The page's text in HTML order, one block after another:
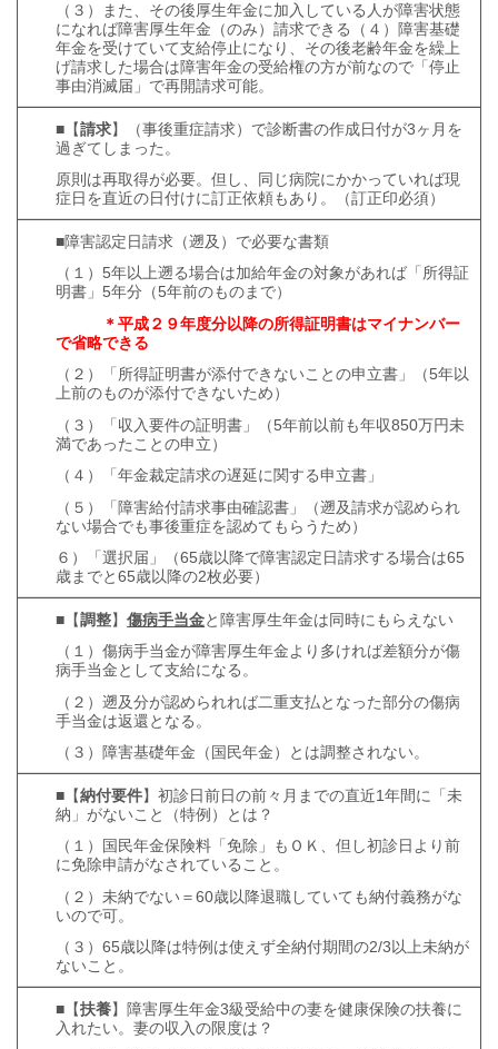
（３）また、その後厚生年金に加入している人が障害状態
になれば障害厚生年金（のみ）請求できる（４）障害基礎
年金を受けていて支給停止になり、その後老齢年金を繰上
げ請求した場合は障害年金の受給権の方が前なので「停止
事由消滅届」で再開請求可能。
■【請求】（事後重症請求）で診断書の作成日付が3ヶ月を
過ぎてしまった。
原則は再取得が必要。但し、同じ病院にかかっていれば現
症日を直近の日付けに訂正依頼もあり。（訂正印必須）
■障害認定日請求（遡及）で必要な書類
（１）5年以上遡る場合は加給年金の対象があれば「所得証
明書」5年分（5年前のものまで）
＊平成２９年度分以降の所得証明書はマイナンバー
で省略できる
（２）「所得証明書が添付できないことの申立書」（5年以
上前のものが添付できないため）
（３）「収入要件の証明書」（5年前以前も年収850万円未
満であったことの申立）
（４）「年金裁定請求の遅延に関する申立書」
（５）「障害給付請求事由確認書」（遡及請求が認められ
ない場合でも事後重症を認めてもらうため）
６）「選択届」（65歳以降で障害認定日請求する場合は65
歳までと65歳以降の2枚必要）
■【調整】傷病手当金と障害厚生年金は同時にもらえない
（１）傷病手当金が障害厚生年金より多ければ差額分が傷
病手当金として支給になる。
（２）遡及分が認められれば二重支払となった部分の傷病
手当金は返還となる。
（３）障害基礎年金（国民年金）とは調整されない。
■【納付要件】初診日前日の前々月までの直近1年間に「未
納」がないこと（特例）とは？
（１）国民年金保険料「免除」もＯＫ、但し初診日より前
に免除申請がなされていること。
（２）未納でない＝60歳以降退職していても納付義務がな
いので可。
（３）65歳以降は特例は使えず全納付期間の2/3以上未納が
ないこと。
■【扶養】障害厚生年金3級受給中の妻を健康保険の扶養に
入れたい。妻の収入の限度は？